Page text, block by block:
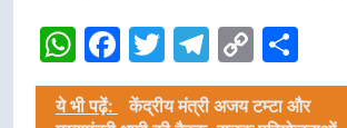
WhatsApp
Facebook
Twitter
Telegram
Copy
Link
ये भी पढ़ें:
केंद्रीय मंत्री अजय टम्टा और